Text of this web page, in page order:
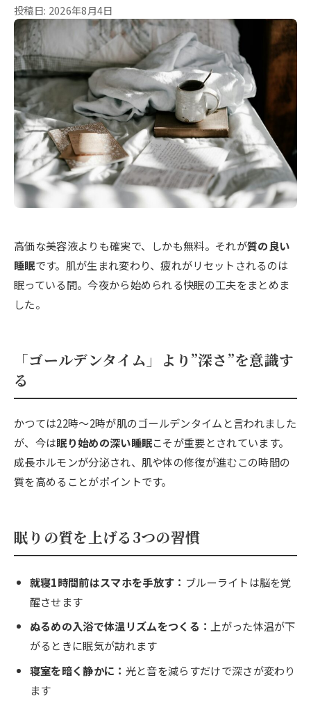
投稿日: 2026年8月4日
高価な美容液よりも確実で、しかも無料。それが質の良い
睡眠です。肌が生まれ変わり、疲れがリセットされるのは
眠っている間。今夜から始められる快眠の工夫をまとめま
した。
「ゴールデンタイム」より”深さ”を意識す
る
かつては22時〜2時が肌のゴールデンタイムと言われました
が、今は眠り始めの深い睡眠こそが重要とされています。
成長ホルモンが分泌され、肌や体の修復が進むこの時間の
質を高めることがポイントです。
眠りの質を上げる3つの習慣
就寝1時間前はスマホを手放す： ブルーライトは脳を覚
醒させます
ぬるめの入浴で体温リズムをつくる： 上がった体温が下
がるときに眠気が訪れます
寝室を暗く静かに： 光と音を減らすだけで深さが変わり
ます